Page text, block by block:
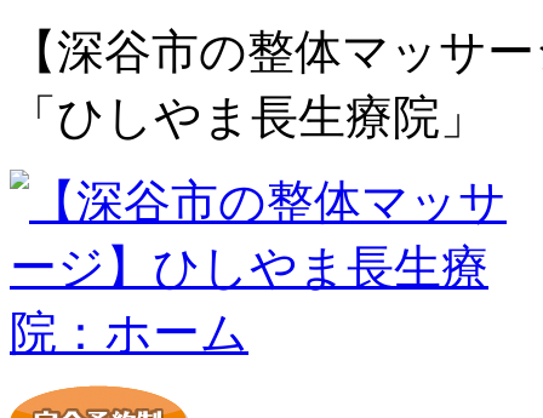
【深谷市の整体マッサ
「ひしやま長生療院」